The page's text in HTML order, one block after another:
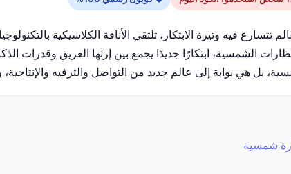
تتسارع فيه وتيرة الابتكار، تلتقي الأناقة الكلاسيكية